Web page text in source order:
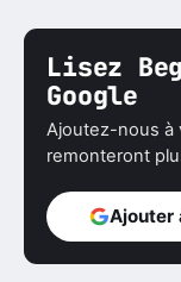
Lisez
Google
Ajoutez-nous à
remonteront
Ajouter